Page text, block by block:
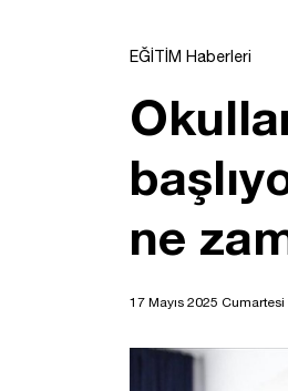
EĞİTİM Haberleri
ne
17 Mayıs 2025 Cumartesi